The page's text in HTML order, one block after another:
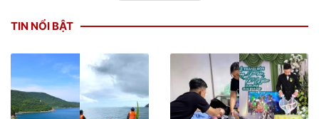
TIN NỔI BẬT